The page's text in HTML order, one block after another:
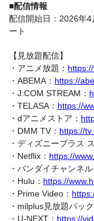
■配信情報
配信開始日：2026年
ート​
【見放題配信】
・アニメ放題：
・ABEMA： https://
・J:COM STREAM：
・TELASA： https://
・dアニメストア：
・DMM TV： https://
・ディズニープラス
・Netflix： https://
・バンダイチャンネル
・Hulu： https://
・Prime Video：
・milplus見放題パッ
・U-NEXT： https://